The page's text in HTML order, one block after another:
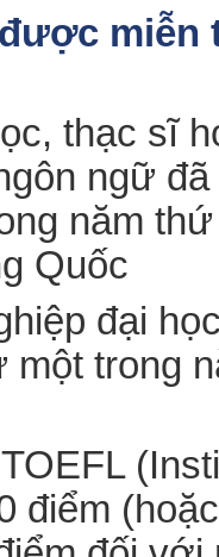
miễn
thạc sĩ
ngữ
năm
Quốc
đại
một trong
điểm